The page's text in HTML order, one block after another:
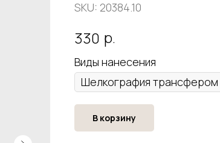
SKU: 20384.10
330 р.
Виды нанесения
В корзину